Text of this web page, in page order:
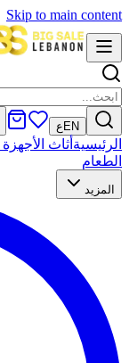
Skip to main content
EN ع
الرئيسية أثاث الأجهزة
الطعام
المزيد